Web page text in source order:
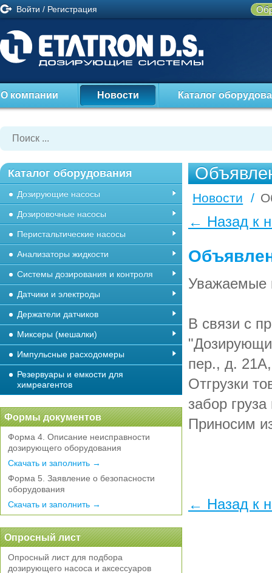
Войти / Регистрация
О компании Новости Каталог
Новости /
← Назад к
Уважаемые
В связи с
пер., д.
Отгрузки
забор
Приносим
← Назад к
Каталог оборудования
Дозирующие насосы
Дозировочные насосы
Перистальтические насосы
Анализаторы жидкости
Системы дозирования и контроля
Датчики и электроды
Держатели датчиков
Миксеры (мешалки)
Импульсные расходомеры
Резервуары и емкости для
химреагентов
Формы документов
Форма 4. Описание неисправности
дозирующего оборудования
Скачать и заполнить →
Форма 5. Заявление о безопасности
оборудования
Скачать и заполнить →
Опросный лист
Опросный лист для подбора
дозирующего насоса и аксессуаров